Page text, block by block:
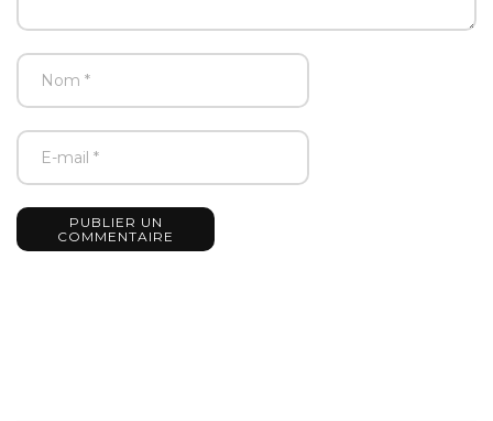
PUBLIER UN
COMMENTAIRE